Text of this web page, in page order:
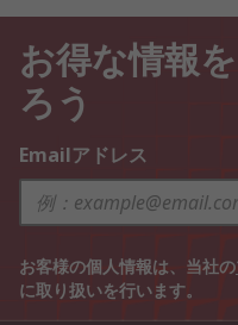
お得な情報
ろう
Emailアドレス
お客様の個人情報は、当社の
に取り扱いを行います。